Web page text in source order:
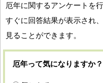
厄年に関するアンケートを
すぐに回答結果が表示され
見ることができます。
厄年って気になりますか？